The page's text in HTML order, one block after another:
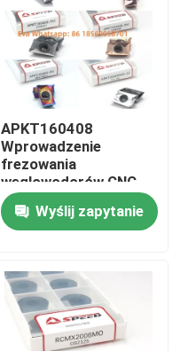
APKT160408
Wprowadzenie
frezowania
węglowodorów CNC
Przetwórnia do cięcia
obracająca wkład
frezowania
Wyślij zapytanie